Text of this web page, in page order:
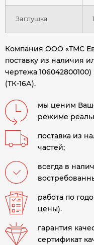
Заглушка
Компания ООО «ТМС
поставку из наличия
чертежа
(ТК-16А).
мы ценим
режиме
поставка из
частей;
всегда в
работа по
цены).
гарантия
сертификат